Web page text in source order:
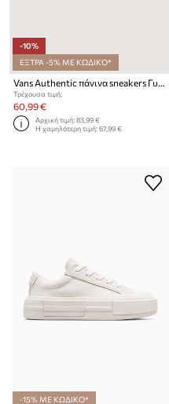
-10%
ΕΞΤΡΑ -5% ΜΕ ΚΩΔΙΚΟ*
Τρέχουσα τιμή:
60,99 €
Αρχική τιμή:83,99 €
Η χαμηλότερη τιμή:67,99 €
-15% ΜΕ ΚΩΔΙΚΟ*